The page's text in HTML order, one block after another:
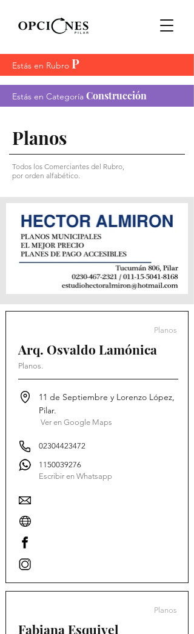
Planos
Todos los Comerciantes del Rubro,
por orden alfabético.
Estás en Rubro P
Estás en Categoría Construcción
Planos
Arq. Osvaldo Lamónica
Planos.
11 de Septiembre y Lorenzo López,
Pilar.
Ver en Google Maps
02304423472
1150039276
Escribir en Whatsapp
Planos
Fabiana Esquivel